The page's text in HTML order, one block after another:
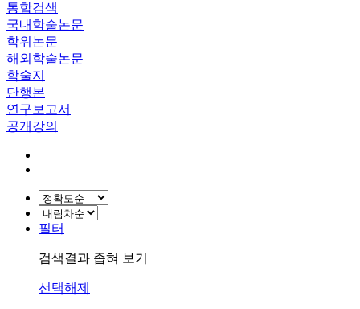
통합검색
국내학술논문
학위논문
해외학술논문
학술지
단행본
연구보고서
공개강의
필터
검색결과 좁혀 보기
선택해제